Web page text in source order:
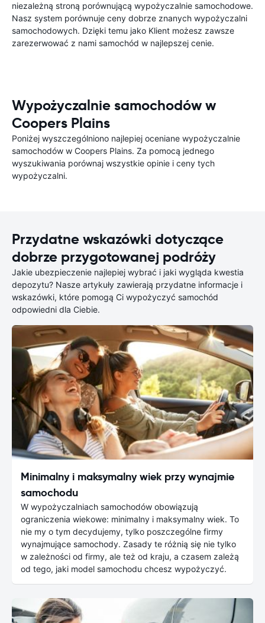
niezależną stroną porównującą wypożyczalnie samochodowe.
Nasz system porównuje ceny dobrze znanych wypożyczalni
samochodowych. Dzięki temu jako Klient możesz zawsze
zarezerwować z nami samochód w najlepszej cenie.
Wypożyczalnie samochodów w
Coopers Plains
Poniżej wyszczególniono najlepiej oceniane wypożyczalnie
samochodów w Coopers Plains. Za pomocą jednego
wyszukiwania porównaj wszystkie opinie i ceny tych
wypożyczalni.
Przydatne wskazówki dotyczące
dobrze przygotowanej podróży
Jakie ubezpieczenie najlepiej wybrać i jaki wygląda kwestia
depozytu? Nasze artykuły zawierają przydatne informacje i
wskazówki, które pomogą Ci wypożyczyć samochód
odpowiedni dla Ciebie.
Minimalny i maksymalny wiek przy wynajmie
samochodu
W wypożyczalniach samochodów obowiązują
ograniczenia wiekowe: minimalny i maksymalny wiek. To
nie my o tym decydujemy, tylko poszczególne firmy
wynajmujące samochody. Zasady te różnią się nie tylko
w zależności od firmy, ale też od kraju, a czasem zależą
od tego, jaki model samochodu chcesz wypożyczyć.